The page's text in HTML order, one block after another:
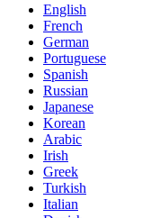
English
French
German
Portuguese
Spanish
Russian
Japanese
Korean
Arabic
Irish
Greek
Turkish
Italian